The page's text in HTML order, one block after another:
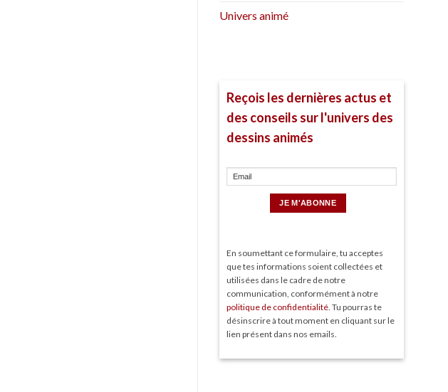
Univers animé
Reçois les dernières actus et
des conseils sur l'univers des
dessins animés
En soumettant ce formulaire, tu acceptes
que tes informations soient collectées et
utilisées dans le cadre de notre
communication, conformément à notre
politique de confidentialité . Tu pourras te
désinscrire à tout moment en cliquant sur le
lien présent dans nos emails.